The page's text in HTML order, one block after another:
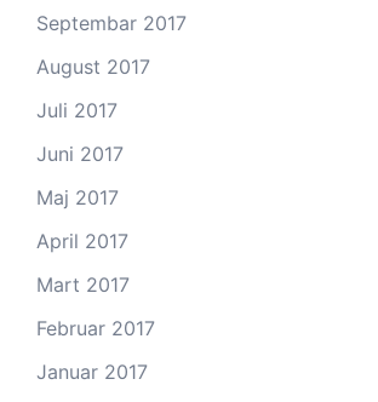
Septembar 2017
August 2017
Juli 2017
Juni 2017
Maj 2017
April 2017
Mart 2017
Februar 2017
Januar 2017